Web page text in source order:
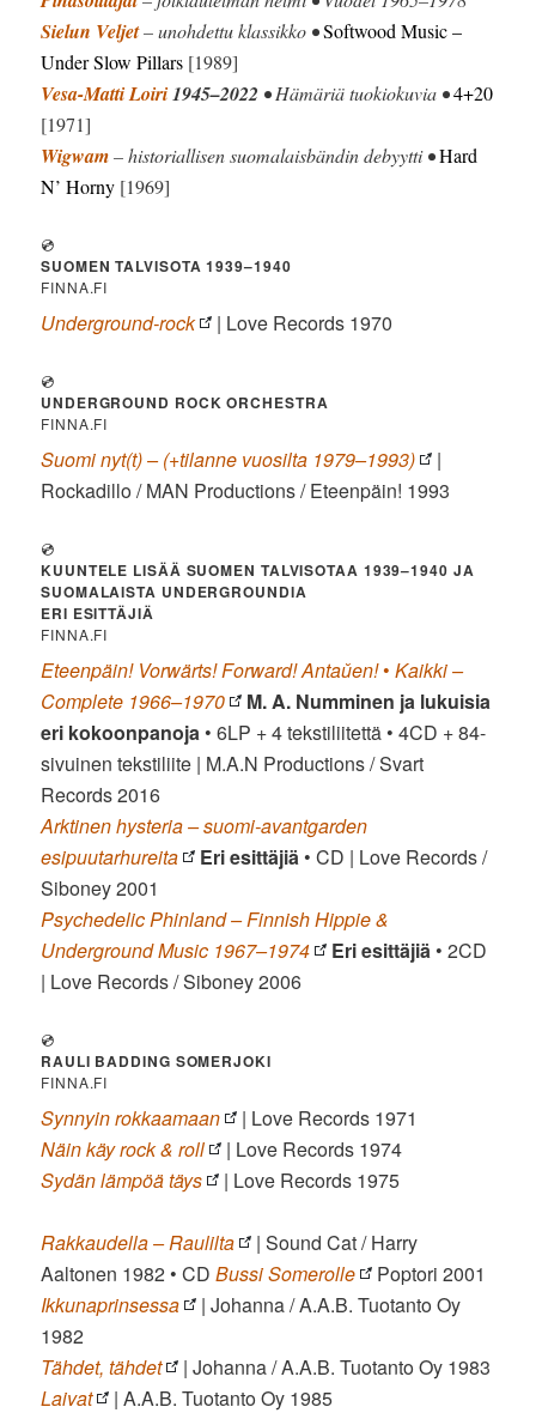
Sielun Veljet– unohdettu klassikko •Softwood Music –
Under Slow Pillars [1989]
Vesa-Matti Loiri1945–2022 • Hämäriä tuokiokuvia •4+20
[1971]
Wigwam– historiallisen suomalaisbändin debyytti •Hard
N’ Horny [1969]
💿
SUOMEN TALVISOTA 1939–1940
FINNA.FI
Underground-rock | Love Records 1970
💿
UNDERGROUND ROCK ORCHESTRA
FINNA.FI
Suomi nyt(t) – (+tilanne vuosilta 1979–1993)
|
Rockadillo / MAN Productions / Eteenpäin! 1993
💿
KUUNTELE LISÄÄ SUOMEN TALVISOTAA 1939–1940 JA
SUOMALAISTA UNDERGROUNDIA
ERI ESITTÄJIÄ
FINNA.FI
Eteenpäin! Vorwärts! Forward! Antaǔen!•Kaikki –
Complete 1966–1970
M. A. Numminen ja lukuisia
eri kokoonpanoja • 6LP + 4 tekstiliitettä • 4CD + 84-
sivuinen tekstiliite | M.A.N Productions / Svart
Records 2016
Arktinen hysteria – suomi-avantgarden
esipuutarhureita
Eri esittäjiä • CD | Love Records /
Siboney 2001
Psychedelic Phinland – Finnish Hippie &
Underground Music 1967–1974
Eri esittäjiä • 2CD
| Love Records / Siboney 2006
💿
RAULI BADDING SOMERJOKI
FINNA.FI
Synnyin rokkaamaan
| Love Records 1971
Näin käy rock & roll
| Love Records 1974
Sydän lämpöä täys
| Love Records 1975
Rakkaudella – Raulilta
| Sound Cat / Harry
Aaltonen 1982 • CDBussi Somerolle
Poptori 2001
Ikkunaprinsessa
| Johanna / A.A.B. Tuotanto Oy
1982
Tähdet, tähdet
| Johanna / A.A.B. Tuotanto Oy 1983
Laivat
| A.A.B. Tuotanto Oy 1985